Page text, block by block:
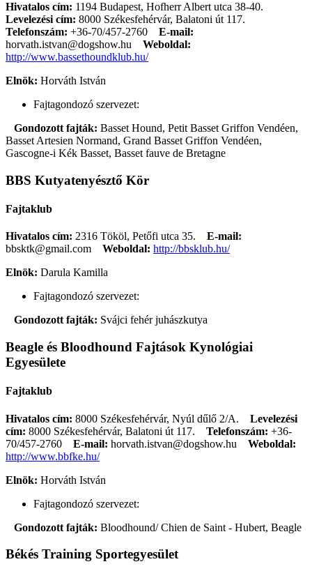
Hivatalos cím: 1194 Budapest, Hofherr Albert utca 38-40.
Levelezési cím: 8000 Székesfehérvár, Balatoni út 117.
Telefonszám: +36-70/457-2760
E-mail:
horvath.istvan@dogshow.hu
Weboldal:
http://www.bassethoundklub.hu/
Elnök: Horváth István
Fajtagondozó szervezet:
Gondozott fajták: Basset Hound, Petit Basset Griffon Vendéen,
Basset Artesien Normand, Grand Basset Griffon Vendéen,
Gascogne-i Kék Basset, Basset fauve de Bretagne
BBS Kutyatenyésztő Kör
Fajtaklub
Hivatalos cím: 2316 Tököl, Petőfi utca 35. E-mail:
bbsktk@gmail.com
Weboldal: http://bbsklub.hu/
Elnök: Darula Kamilla
Fajtagondozó szervezet:
Gondozott fajták: Svájci fehér juhászkutya
Beagle és Bloodhound Fajtások Kynológiai
Egyesülete
Fajtaklub
Hivatalos cím: 8000 Székesfehérvár, Nyúl dűlő 2/A. Levelezési
cím: 8000 Székesfehérvár, Balatoni út 117. Telefonszám: +36-
70/457-2760
E-mail: horvath.istvan@dogshow.hu
Weboldal:
http://www.bbfke.hu/
Elnök: Horváth István
Fajtagondozó szervezet:
Gondozott fajták: Bloodhound/ Chien de Saint - Hubert, Beagle
Békés Training Sportegyesület